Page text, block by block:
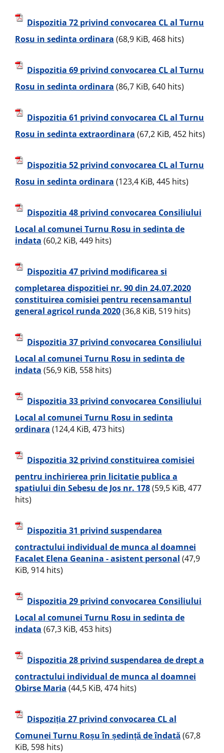
Dispozitia 72 privind convocarea CL al Turnu
Rosu in sedinta ordinara (68,9 KiB, 468 hits)
Dispozitia 69 privind convocarea CL al Turnu
Rosu in sedinta ordinara (86,7 KiB, 640 hits)
Dispozitia 61 privind convocarea CL al Turnu
Rosu in sedinta extraordinara (67,2 KiB, 452 hits)
Dispozitia 52 privind convocarea CL al Turnu
Rosu in sedinta ordinara (123,4 KiB, 445 hits)
Dispozitia 48 privind convocarea Consiliului
Local al comunei Turnu Rosu in sedinta de
indata (60,2 KiB, 449 hits)
Dispozitia 47 privind modificarea si
completarea dispozitiei nr. 90 din 24.07.2020
constituirea comisiei pentru recensamantul
general agricol runda 2020(36,8 KiB, 519 hits)
Dispozitia 37 privind convocarea Consiliului
Local al comunei Turnu Rosu in sedinta de
indata (56,9 KiB, 558 hits)
Dispozitia 33 privind convocarea Consiliului
Local al comunei Turnu Rosu in sedinta
ordinara (124,4 KiB, 473 hits)
Dispozitia 32 privind constituirea comisiei
pentru inchirierea prin licitatie publica a
spatiului din Sebesu de Jos nr. 178(59,5 KiB, 477
hits)
Dispozitia 31 privind suspendarea
contractului individual de munca al doamnei
Facalet Elena Geanina - asistent personal (47,9
KiB, 914 hits)
Dispozitia 29 privind convocarea Consiliului
Local al comunei Turnu Rosu in sedinta de
indata (67,3 KiB, 453 hits)
Dispozitia 28 privind suspendarea de drept a
contractului individual de munca al doamnei
Obirse Maria (44,5 KiB, 474 hits)
Dispoziția 27 privind convocarea CL al
Comunei Turnu Roșu în ședință de îndată(67,8
KiB, 598 hits)